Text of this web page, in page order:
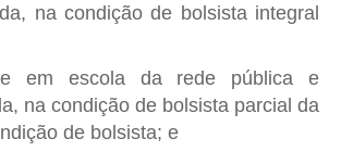
na condição de bolsista integral
em escola da rede pública e
na condição de bolsista parcial da
de bolsista; e